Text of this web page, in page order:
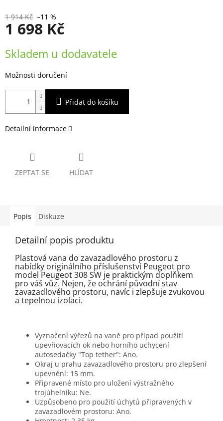
1 914 Kč –11 %
1 698 Kč
cena:
Skladem u dodavatele
Možnosti doručení
Přidat do košíku
Detailní informace
ZEPTAT SE HLÍDAT
Popis Diskuze
Detailní popis produktu
Plastová vana do zavazadlového prostoru z
nabídky originálního příslušenství Peugeot pro
model Peugeot 308 SW je praktickým doplňkem
pro váš vůz. Nejen, že ochrání původní stav
zavazadlového prostoru, navíc i zlepšuje zvukovou
a tepelnou izolaci.
Vyznačení výřezů na vaně pro případ použití
upevňovacích ok nebo horního uchycení
autosedačky "Top tether": Ano.
Okraj u prahu zavazadlového prostoru pro zlepšení
upevnění: 15 mm.
Připravené místo pro uložení výstražného
trojúhelníku: Ne.
Uzpůsobeno pro použití úchytů připravených v
zavazadlovém prostoru: Ano.